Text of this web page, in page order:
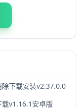
下载安装v2.37.0.0
v1.16.1安卓版